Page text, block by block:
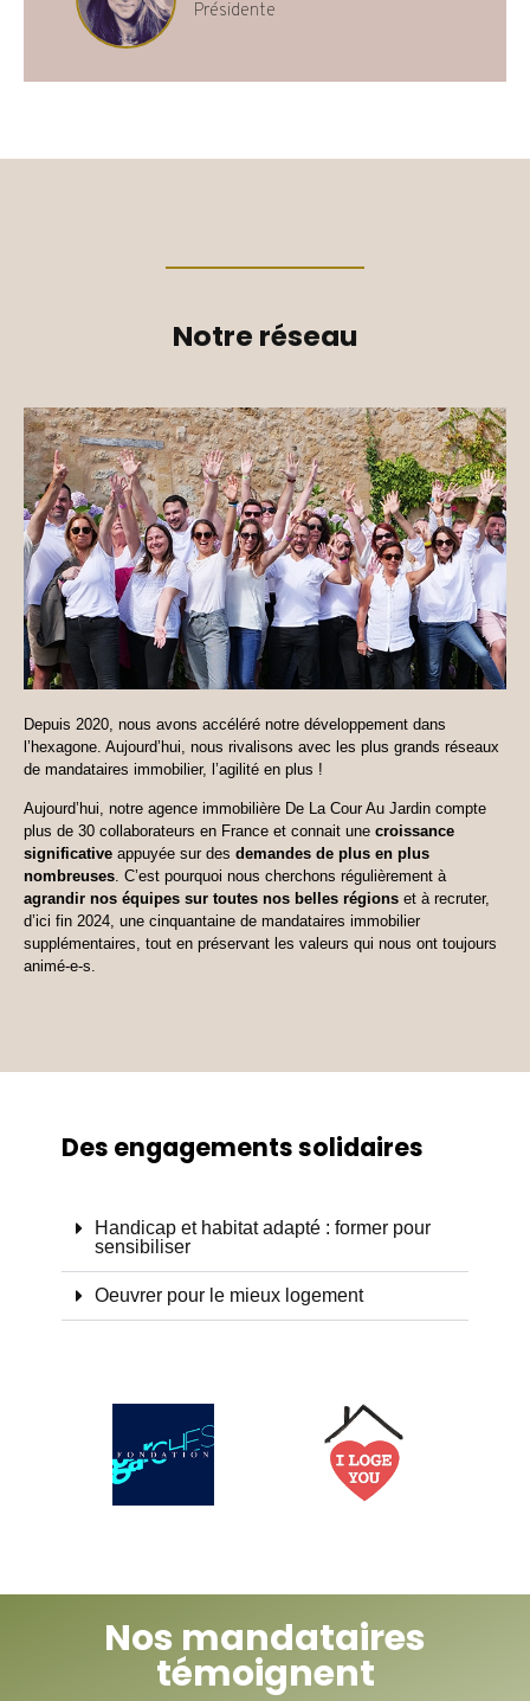
Présidente
Notre réseau
Depuis 2020, nous avons accéléré notre développement dans
l’hexagone. Aujourd’hui, nous rivalisons avec les plus grands réseaux
de mandataires immobilier, l’agilité en plus !
Aujourd’hui, notre agence immobilière De La Cour Au Jardin compte
plus de 30 collaborateurs en France et connait une croissance
significative appuyée sur des demandes de plus en plus
nombreuses. C’est pourquoi nous cherchons régulièrement à
agrandir nos équipes sur toutes nos belles régions et à recruter,
d’ici fin 2024, une cinquantaine de mandataires immobilier
supplémentaires, tout en préservant les valeurs qui nous ont toujours
animé-e-s.
Des engagements solidaires
Handicap et habitat adapté : former pour
sensibiliser
Oeuvrer pour le mieux logement
Nos mandataires
témoignent